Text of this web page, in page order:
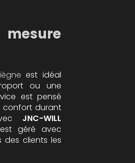
est idéal
ou une
est pensé
confort durant
JNC-WILL
géré avec
des clients les